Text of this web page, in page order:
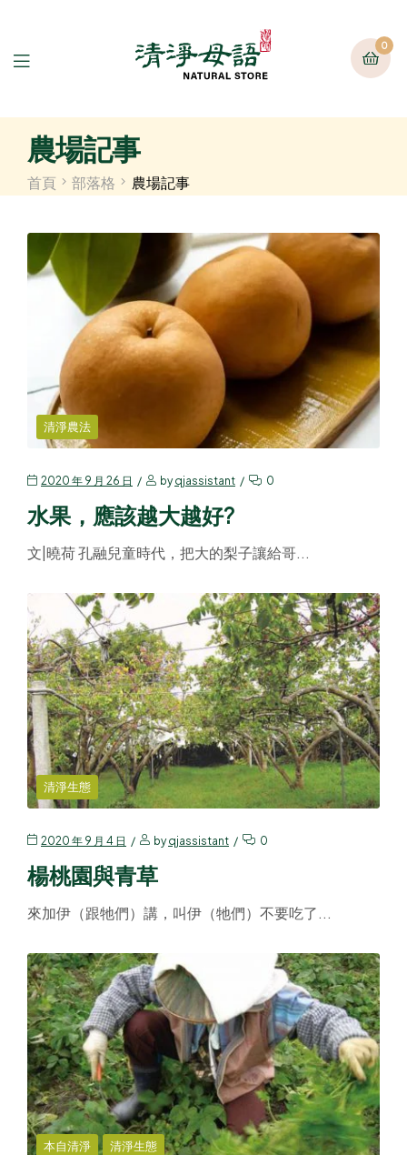
0
農場記事
首頁 部落格 農場記事
清淨農法
2020 年 9 月 26 日 byqjassistant 0
水果，應該越大越好?
文|曉荷 孔融兒童時代，把大的梨子讓給哥...
清淨生態
2020 年 9 月 4 日 byqjassistant 0
楊桃園與青草
來加伊（跟牠們）講，叫伊（牠們）不要吃了...
本自清淨 清淨生態